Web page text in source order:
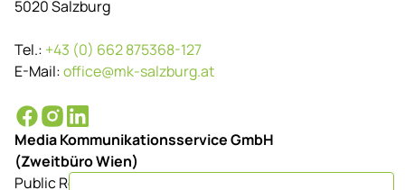
5020 Salzburg
Tel.: +43 (0) 662 875368-127
E-Mail:office@mk-salzburg.at
Media Kommunikationsservice GmbH
(Zweitbüro Wien)
Public Relations-Agentur für Tourismus